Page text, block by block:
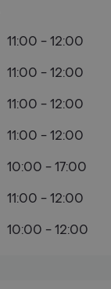
11:00 - 12:00
11:00 - 12:00
11:00 - 12:00
11:00 - 12:00
10:00 - 17:00
11:00 - 12:00
10:00 - 12:00